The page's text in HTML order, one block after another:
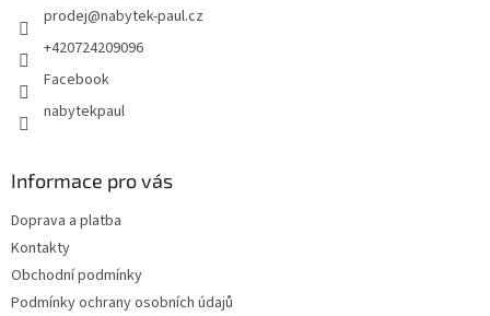
prodej@nabytek-paul.cz
+420724209096
Facebook
nabytekpaul
Informace pro vás
Doprava a platba
Kontakty
Obchodní podmínky
Podmínky ochrany osobních údajů